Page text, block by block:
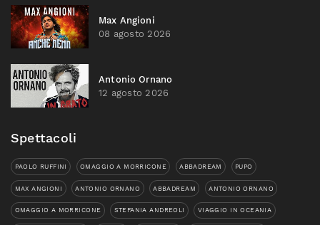
Max Angioni
08 agosto 2026
Antonio Ornano
12 agosto 2026
Spettacoli
PAOLO RUFFINI OMAGGIO A MORRICONE ABBADREAM PUPO
MAX ANGIONI ANTONIO ORNANO ABBADREAM ANTONIO ORNANO
OMAGGIO A MORRICONE STEFANIA ANDREOLI VIAGGIO IN OCEANIA